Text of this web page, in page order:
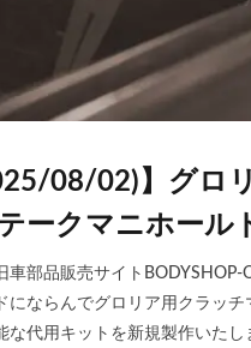
08/02)】グロ
ークマニホール
部品販売サイト
ならんでグロリア用クラッ
な代用キットを新規製作い